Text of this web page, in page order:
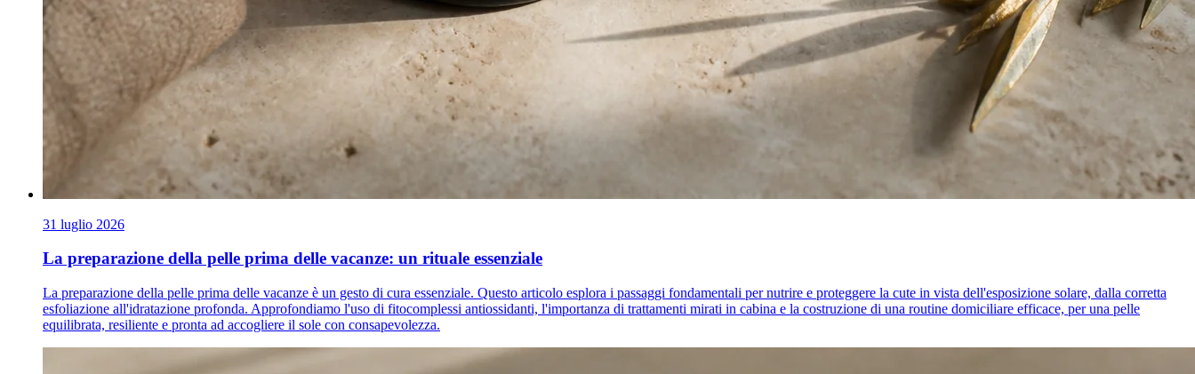
31 luglio 2026
La preparazione della pelle prima delle vacanze: un rituale essenziale
La preparazione della pelle prima delle vacanze è un gesto di cura essenziale. Questo articolo esplora i passaggi fondamentali per nutrire e proteggere la cute in vista dell'esposizione solare, dalla corretta
esfoliazione all'idratazione profonda. Approfondiamo l'uso di fitocomplessi antiossidanti, l'importanza di trattamenti mirati in cabina e la costruzione di una routine domiciliare efficace, per una pelle
equilibrata, resiliente e pronta ad accogliere il sole con consapevolezza.